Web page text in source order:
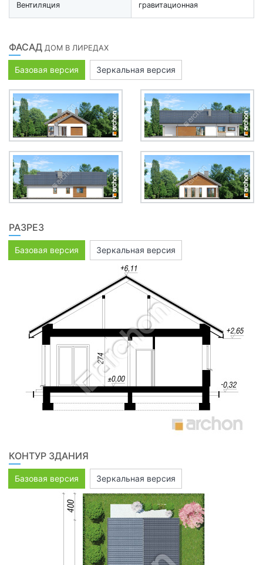
Вентиляция гравитационная
ФАСАД ДОМ В ЛИРЕДАХ
Базовая версия Зеркальная версия
РАЗРЕЗ
Базовая версия Зеркальная версия
КОНТУР ЗДАНИЯ
Базовая версия Зеркальная версия